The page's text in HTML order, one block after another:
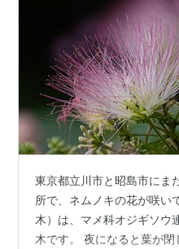
東京都立川市と昭島市にま
所で、ネムノキの花が咲い
木）は、マメ科オジギソウ
木です。 夜になると葉が